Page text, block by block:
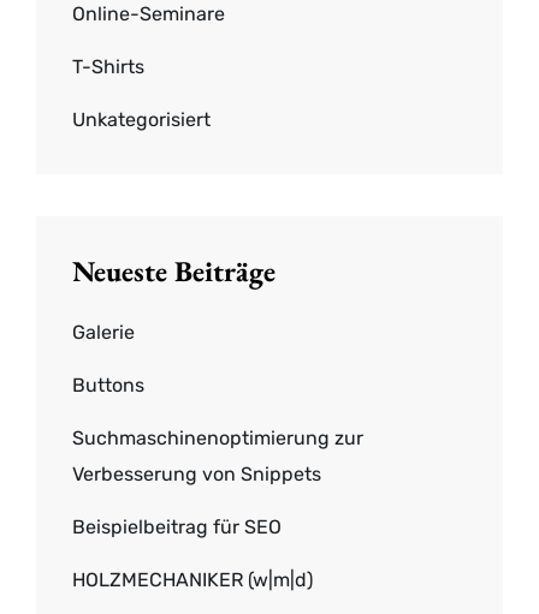
Online-Seminare
T-Shirts
Unkategorisiert
Neueste Beiträge
Galerie
Buttons
Suchmaschinenoptimierung zur
Verbesserung von Snippets
Beispielbeitrag für SEO
HOLZMECHANIKER (w|m|d)